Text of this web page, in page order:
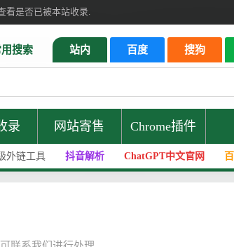
看是否已被本站收录.
搜索 站内 百度 搜狗
录 网站寄售 Chrome插件
外链工具 抖音解析 ChatGPT中文官网